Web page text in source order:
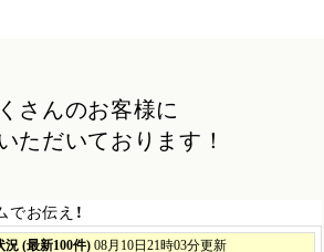
さんのお客様に
ただいております！
お伝え！